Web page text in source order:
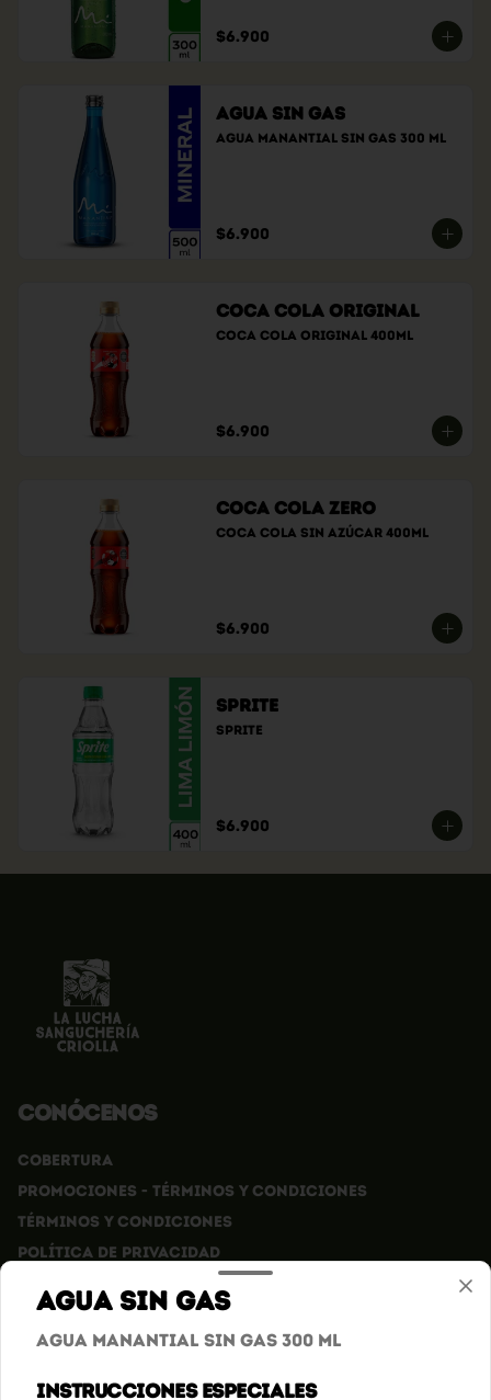
$6.900
Agua sin gas
Agua manantial sin gas 300 ml
$6.900
Coca Cola Original
Coca cola original 400ml
$6.900
Coca Cola Zero
Coca cola sin azúcar 400ml
$6.900
Sprite
Sprite
$6.900
Conócenos
Cobertura
Promociones - Términos y condiciones
Términos y condiciones
Política de privacidad
Redes sociales
Instagram
Agua sin gas
Agua manantial sin gas 300 ml
Instrucciones especiales